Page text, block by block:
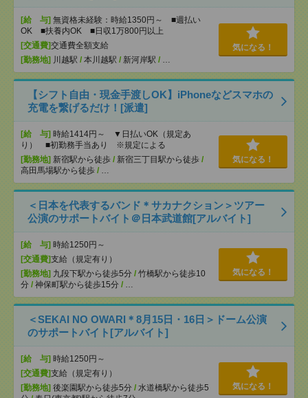
[給 与] 無資格未経験：時給1350円～ ■週払い
OK ■扶養内OK ■日収1万800円以上
[交通費]交通費全額支給
[勤務地] 川越駅 / 本川越駅 / 新河岸駅 / …
気になる！
【シフト自由・現金手渡しOK】iPhoneなどスマホの
充電を繋げるだけ！[派遣]
[給 与] 時給1414円～ ▼日払いOK（規定あ
り） ■初勤務手当あり ※規定による
[勤務地] 新宿駅から徒歩 / 新宿三丁目駅から徒歩 /
高田馬場駅から徒歩 / …
気になる！
＜日本を代表するバンド＊サカナクション＞ツアー
公演のサポートバイト＠日本武道館[アルバイト]
[給 与] 時給1250円～
[交通費]支給（規定有り）
[勤務地] 九段下駅から徒歩5分 / 竹橋駅から徒歩10
分 / 神保町駅から徒歩15分 / …
気になる！
＜SEKAI NO OWARI＊8月15日・16日＞ドーム公演
のサポートバイト[アルバイト]
[給 与] 時給1250円～
[交通費]支給（規定有り）
[勤務地] 後楽園駅から徒歩5分 / 水道橋駅から徒歩5
気になる！